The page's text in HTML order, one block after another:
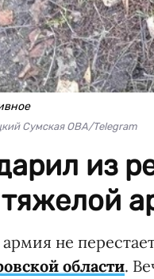
Сумская ОВА/Telegram
из
не
области.